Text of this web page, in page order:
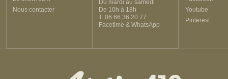
Nous contacter
Du mardi au samedi
De 10h à 18h
T: 06 66 36 20 77
Facetime & WhatsApp
Youtube
Pinterest